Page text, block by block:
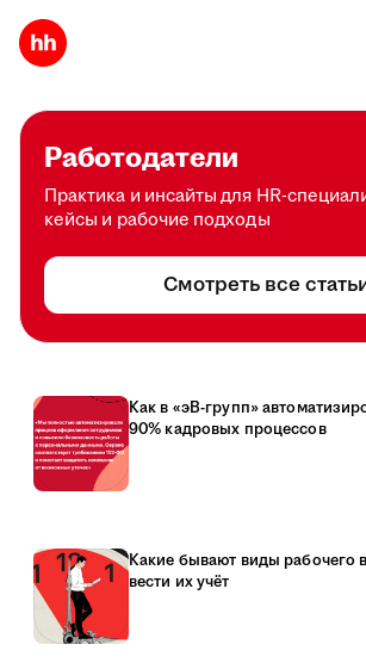
Работодатели
Практика и инсайты для HR-
кейсы и рабочие подходы
Смотреть все
Как в «эВ-групп»
90% кадровых процессов
Какие бывают виды рабочего
вести их учёт